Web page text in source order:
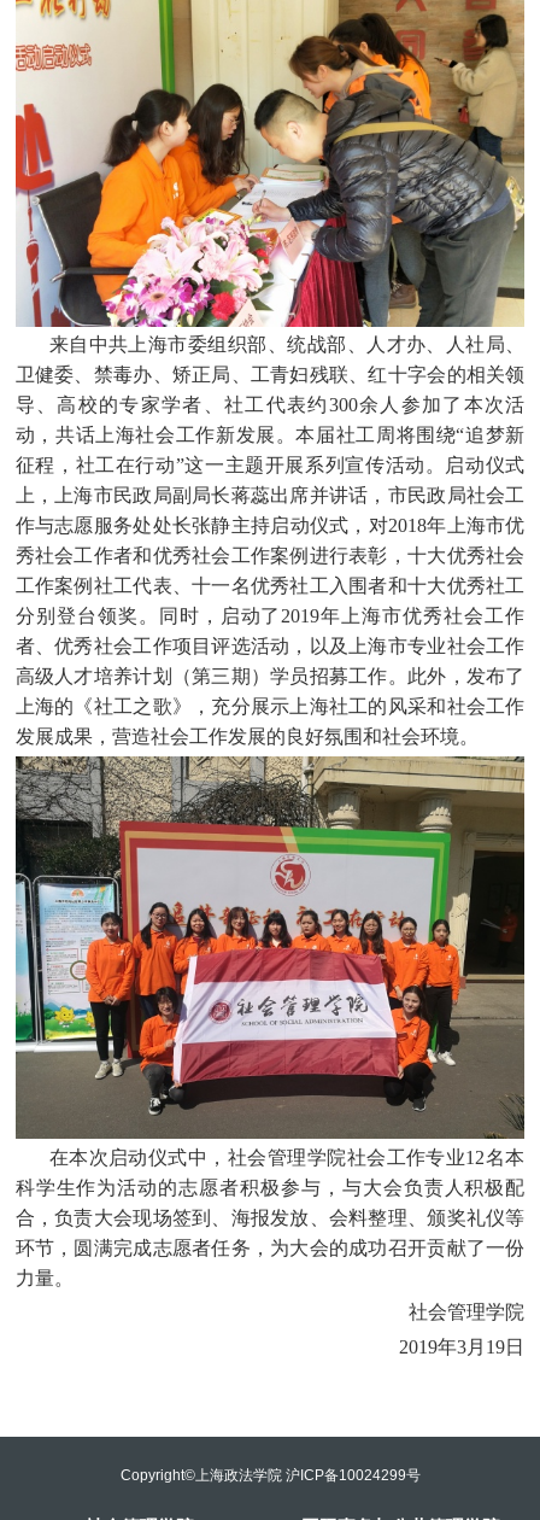
来自中共上海市委组织部、统战部、人才办、人社局、
卫健委、禁毒办、矫正局、工青妇残联、红十字会的相关领
导、高校的专家学者、社工代表约300余人参加了本次活
动，共话上海社会工作新发展。本届社工周将围绕“追梦新
征程，社工在行动”这一主题开展系列宣传活动。启动仪式
上，上海市民政局副局长蒋蕊出席并讲话，市民政局社会工
作与志愿服务处处长张静主持启动仪式，对2018年上海市优
秀社会工作者和优秀社会工作案例进行表彰，十大优秀社会
工作案例社工代表、十一名优秀社工入围者和十大优秀社工
分别登台领奖。同时，启动了 2019年上海市优秀社会工作
者、优秀社会工作项目评选活动，以及上海市专业社会工作
高级人才培养计划（第三期）学员招募工作。此外，发布了
上海的《社工之歌》，充分展示上海社工的风采和社会工作
发展成果，营造社会工作发展的良好氛围和社会环境。
在本次启动仪式中，社会管理学院社会工作专业12名本
科学生作为活动的志愿者积极参与，与大会负责人积极配
合，负责大会现场签到、海报发放、会料整理、颁奖礼仪等
环节，圆满完成志愿者任务，为大会的成功召开贡献了一份
力量。
社会管理学院
2019年3月 19日
Copyright©上海政法学院 沪ICP备10024299号